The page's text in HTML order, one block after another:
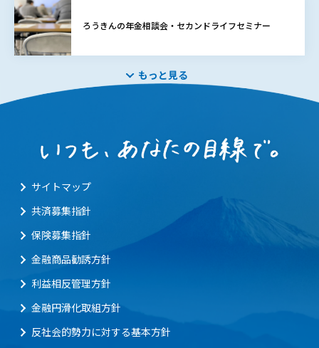
ろうきんの年金相談会・セカンドライフセミナー
もっと見る
サイトマップ
共済募集指針
保険募集指針
金融商品勧誘方針
利益相反管理方針
金融円滑化取組方針
反社会的勢力に対する基本方針